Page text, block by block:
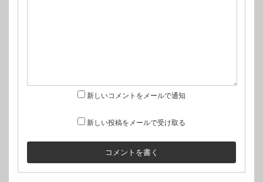
新しいコメントをメールで通知
新しい投稿をメールで受け取る